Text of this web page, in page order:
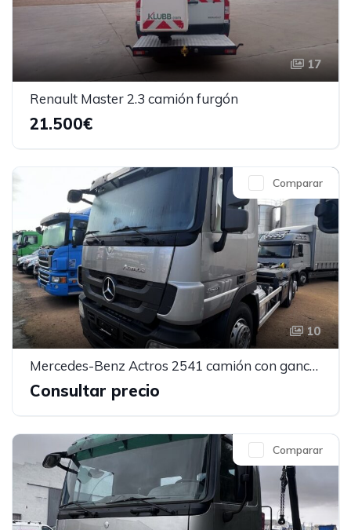
17
Renault Master 2.3 camión furgón
21.500€
10
Comparar
Mercedes-Benz Actros 2541 camión con gancho
Consultar precio
Comparar